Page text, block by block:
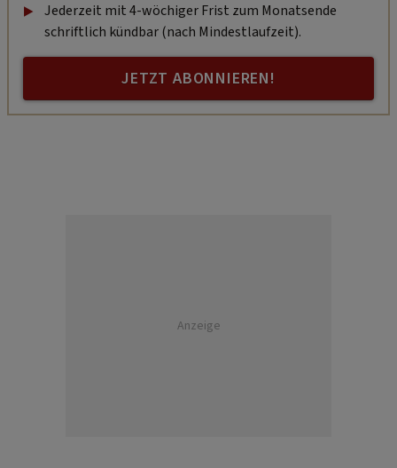
Jederzeit mit 4-wöchiger Frist zum Monatsende
schriftlich kündbar (nach Mindestlaufzeit).
JETZT ABONNIEREN!
Anzeige